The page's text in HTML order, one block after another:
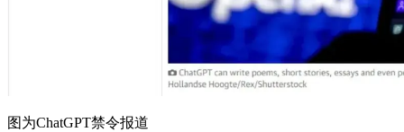
图为ChatGPT禁令报道